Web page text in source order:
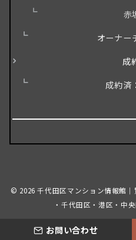
赤
オーナー
成
成約済
© 2026千代田区マンション情報館
・千代田区・港区・中
お問い合わせ